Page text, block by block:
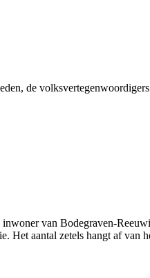
de
van Bodegraven-
aantal zetels hangt af van